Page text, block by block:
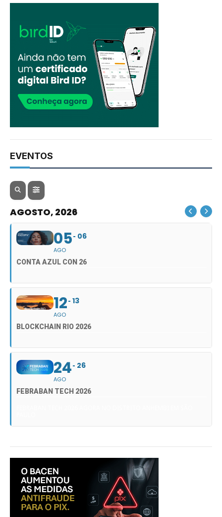
EVENTOS
AGOSTO, 2026
05
AGO
06
CONTA AZUL CON 26
12
AGO
13
BLOCKCHAIN RIO 2026
24
AGO
26
FEBRABAN TECH 2026